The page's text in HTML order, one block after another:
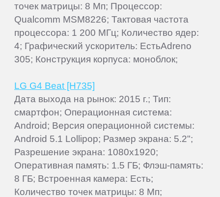
точек матрицы: 8 Мп; Процессор:
Qualcomm MSM8226; Тактовая частота
процессора: 1 200 МГц; Количество ядер:
4; Графический ускоритель: ЕстьAdreno
305; Конструкция корпуса: моноблок;
LG G4 Beat [H735]
Дата выхода на рынок: 2015 г.; Тип:
смартфон; Операционная система:
Android; Версия операционной системы:
Android 5.1 Lollipop; Размер экрана: 5.2";
Разрешение экрана: 1080x1920;
Оперативная память: 1.5 ГБ; Флэш-память:
8 ГБ; Встроенная камера: Есть;
Количество точек матрицы: 8 Мп;